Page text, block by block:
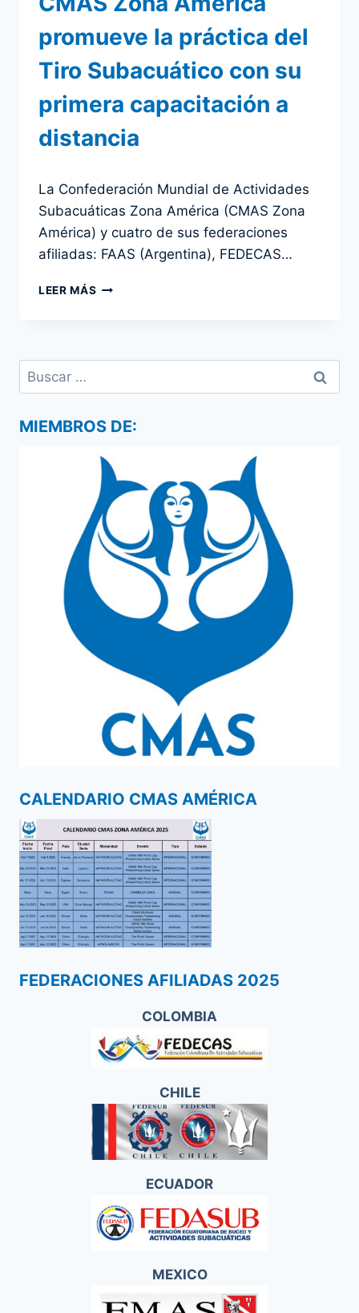
promueve la práctica del
Tiro Subacuático con su
primera capacitación a
distancia
admin
La Confederación Mundial de Actividades
Subacuáticas Zona América (CMAS Zona
América) y cuatro de sus federaciones
afiliadas: FAAS (Argentina), FEDECAS…
LEER MÁS CMAS
SUBACUÁTICO
SU
PRIMERA
CAPACITACIÓN
A
DISTANCIA
Buscar:
MIEMBROS DE:
CALENDARIO CMAS AMÉRICA
FEDERACIONES AFILIADAS 2025
COLOMBIA
CHILE
ECUADOR
MEXICO